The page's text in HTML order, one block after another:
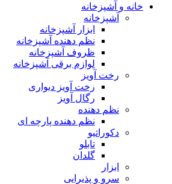
خانه و آشپزخانه
آشپزخانه
ابزار آشپزخانه
نظم دهنده آشپزخانه
ظروف آشپزخانه
لوازم برقی آشپزخانه
رخت آویز
رخت آویز دیواری
رگال آویز
نظم دهنده
نظم دهنده پارچه ای
دکوراتیو
تابلو
گلدان
ابزار
سرو و پذیرایی